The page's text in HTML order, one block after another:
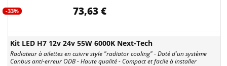
-33% 73,63 €
Kit LED H7 12v 24v 55W 6000K Next-Tech
Radiateur à ailettes en cuivre style "radiator cooling" - Doté d'un système
Canbus anti-erreur ODB - Haute qualité - Compact et facile à installer